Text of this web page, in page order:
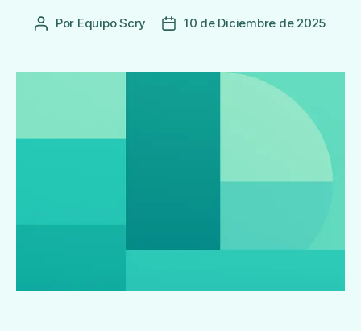
Autor
Entrada
Por Equipo Scry
Fecha10 de Diciembre de 2025